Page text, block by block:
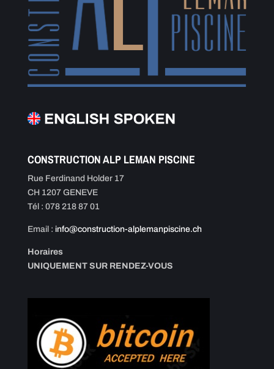
CONSTRUCTION ALP LEMAN PISCINE
Rue Ferdinand Holder 17
CH 1207 GENEVE
Tél : 078 218 87 01
Email : info@construction-alplemanpiscine.ch
Horaires
UNIQUEMENT SUR RENDEZ-VOUS